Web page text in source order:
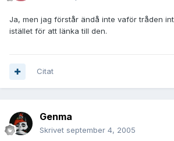
Ja, men jag förstår ändå inte vaför tråden
istället för att länka till den.
Citat
Genma
Skrivet september 4, 2005